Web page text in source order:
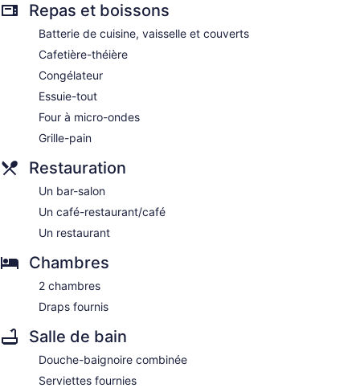
Repas et boissons
Batterie de cuisine, vaisselle et couverts
Cafetière-théière
Congélateur
Essuie-tout
Four à micro-ondes
Grille-pain
Restauration
Un bar-salon
Un café-restaurant/café
Un restaurant
Chambres
2 chambres
Draps fournis
Salle de bain
Douche-baignoire combinée
Serviettes fournies